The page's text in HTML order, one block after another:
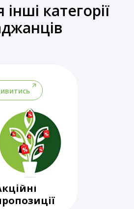
категорії